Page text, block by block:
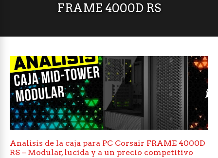
FRAME 4000D RS
Analisis de la caja para PC Corsair FRAME 4000D
RS – Modular, lucida y a un precio competitivo